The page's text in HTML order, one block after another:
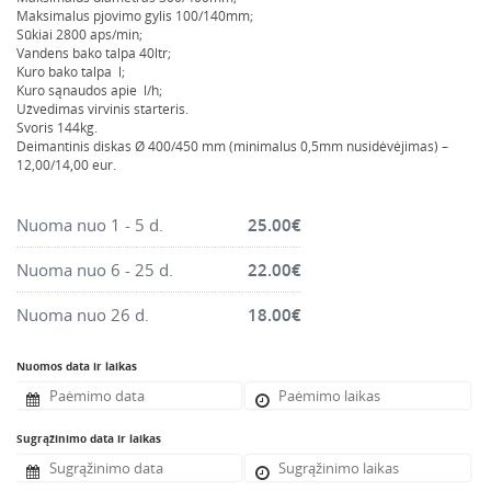
Montavimo instrumentai
Pneumatika
Pastoliai, bokšteliai, stelažai, tvoros, statramščiai,
perdangos
Plytelių, blokelių, polistirolo pjovimo įrankiai
Rankiniai sodo ir buities įrankiai
Sodo ir miško įranga
Suvirinimo įranga
Valymo įranga
Viniakaliai, kabiakalės, šaudykliai
Maksimalus pjovimo gylis 100/140mm;
Sūkiai 2800 aps/min;
Vandens bako talpa 40ltr;
Kuro bako talpa l;
Kuro sąnaudos apie l/h;
Užvedimas virvinis starteris.
Svoris 144kg.
Deimantinis diskas Ø 400/450 mm (minimalus 0,5mm nusidėvėjimas) –
12,00/14,00 eur.
Nuoma nuo 1 - 5 d. 25.00€
Nuoma nuo 6 - 25 d. 22.00€
Nuoma nuo 26 d. 18.00€
Nuomos data ir laikas
Sugrąžinimo data ir laikas